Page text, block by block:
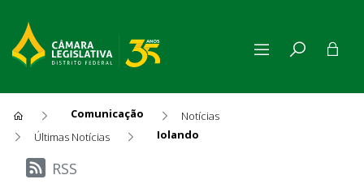
Comunicação
Notícias
Últimas Notícias
Iolando
Últimas Notícias
RSS